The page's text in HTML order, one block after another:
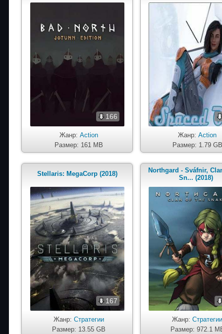
166
Жанр: Action
Размер: 161 MB
Жанр:Action
Размер: 1.79 GB
Stellaris: MegaCorp (2018)
167
Жанр: Стратегии
Размер: 13.55 GB
Northgard - Sváfnir,
Sn... (2018)
Жанр:
Размер: 972.1